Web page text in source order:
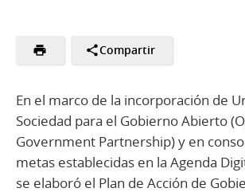
Compartir
En el marco de la incorporación de
Sociedad para el Gobierno Abierto
Government Partnership) y en
metas establecidas en la Agenda
se elaboró el Plan de Acción de